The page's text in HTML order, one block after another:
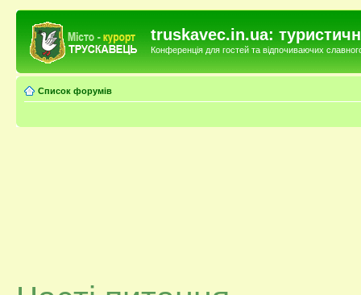
truskavec.in.ua:
Конференція для гостей та відпочиваючих
Список форумів